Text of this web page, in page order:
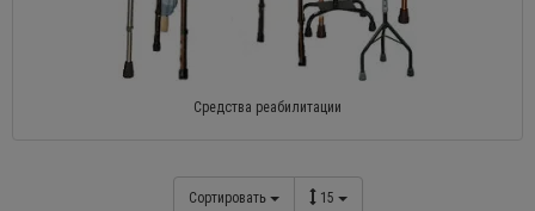
Средства реабилитации
Сортировать 15